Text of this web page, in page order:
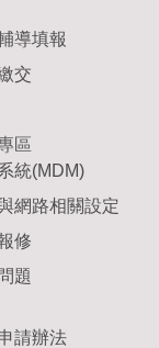
導填報
交
區
統(MDM)
網路相關設定
修
題
請辦法